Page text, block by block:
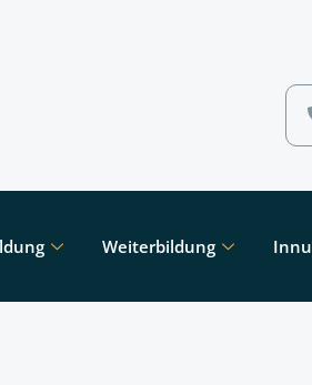
Weiterbildung